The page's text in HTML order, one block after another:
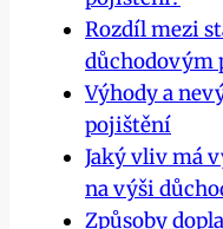
Rozdíl mezi
důchodovým
Výhody a
pojištění
Jaký vliv má
na výši
Způsoby